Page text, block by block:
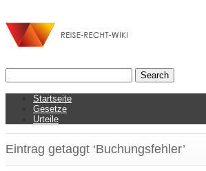
Startseite
Gesetze
Urteile
Eintrag getaggt ‘Buchungsfehler’